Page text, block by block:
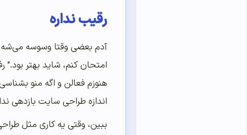
رقیب نداره
آدم بعضی وقتا وسوسه می‌شه
امتحان کنم، شاید بهتر
هنوزم فعالن و اگه منو
اندازه طراحی سایت بازدهی
ببین، وقتی یه کاری مثل